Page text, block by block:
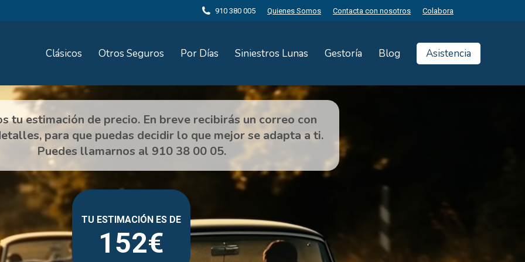
910 380 005 Quienes Somos Contacta con nosotros Colabora
Clásicos Otros Seguros Por Días Siniestros Lunas Gestoría Blog Asistencia
152